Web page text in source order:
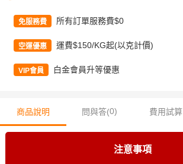
免服務費 所有訂單服務費$0
空運優惠 運費$150/KG起(以克計價)
VIP會員 白金會員升等優惠
商品說明 問與答(0) 費用試算
注意事項